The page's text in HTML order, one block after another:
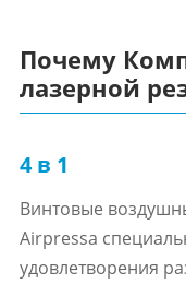
Почему
лазерной
4 в 1
Винтовые
Airpressa
удовлетворения